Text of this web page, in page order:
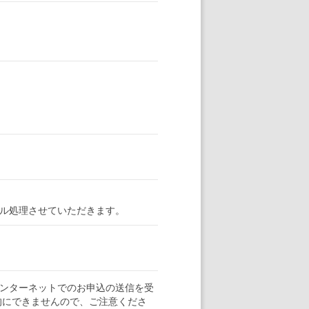
理させていただきます。
ターネットでのお申込の送信を受
できませんので、ご注意くださ